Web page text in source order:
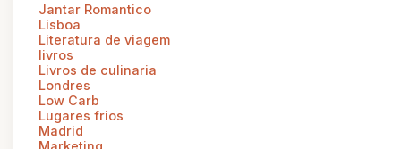
Jantar Romantico
Lisboa
Literatura de viagem
livros
Livros de culinaria
Londres
Low Carb
Lugares frios
Madrid
Marketing